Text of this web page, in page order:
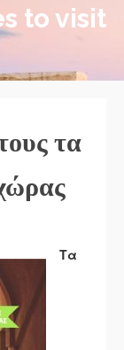
to visit
τα
Τα